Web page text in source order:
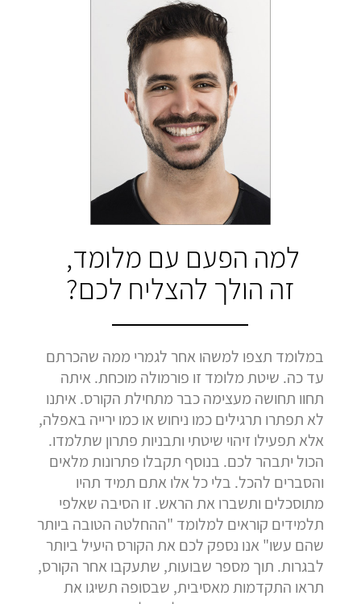
למה הפעם עם מלומד,
זה הולך להצליח לכם?
במלומד תצפו למשהו אחר לגמרי ממה שהכרתם
עד כה. שיטת מלומד זו פורמולה מוכחת. איתה
תחוו תחושה מעצימה כבר מתחילת הקורס. איתנו
לא תפתרו תרגילים כמו ניחוש או כמו ירייה באפלה,
אלא תפעילו זיהוי שיטתי ותבניות פתרון שתלמדו.
הכול יתבהר לכם. בנוסף תקבלו פתרונות מלאים
והסברים להכל. בלי כל אלו אתם תמיד תהיו
מתוסכלים ותשברו את הראש. זו הסיבה שאלפי
תלמידים קוראים למלומד "ההחלטה הטובה ביותר
שהם עשו" אנו נספק לכם את הקורס היעיל ביותר
לבגרות. תוך מספר שבועות, שתעקבו אחר הקורס,
תראו התקדמות מאסיבית, שבסופה תשיגו את